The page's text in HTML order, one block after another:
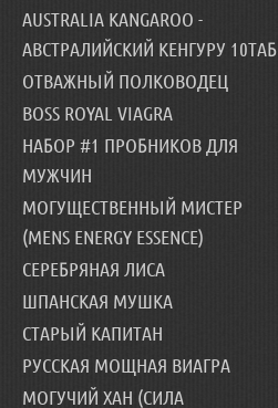
AUSTRALIA KANGAROO -
АВСТРАЛИЙСКИЙ КЕНГУРУ 10ТАБ
ОТВАЖНЫЙ ПОЛКОВОДЕЦ
BOSS ROYAL VIAGRA
НАБОР #1 ПРОБНИКОВ ДЛЯ
МУЖЧИН
МОГУЩЕСТВЕННЫЙ МИСТЕР
(MENS ENERGY ESSENCE)
СЕРЕБРЯНАЯ ЛИСА
ШПАНСКАЯ МУШКА
СТАРЫЙ КАПИТАН
РУССКАЯ МОЩНАЯ ВИАГРА
МОГУЧИЙ ХАН (СИЛА